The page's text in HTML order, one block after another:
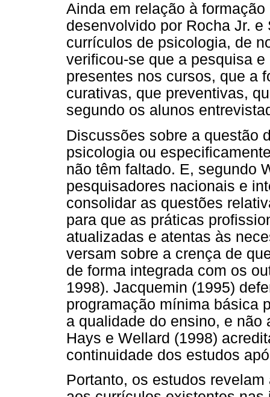
Ainda em relação à
desenvolvido por Rocha Jr.
currículos de psicologia, de
verificou-se que a pesquisa
presentes nos cursos, que a
curativas, que preventivas,
segundo os alunos
Discussões sobre a questão
psicologia ou
não têm faltado. E, segundo
pesquisadores nacionais e
consolidar as questões
para que as práticas
atualizadas e atentas às
versam sobre a crença de
de forma integrada com os
1998). Jacquemin (1995)
programação mínima básica
a qualidade do ensino, e
Hays e Wellard (1998)
continuidade dos estudos
Portanto, os estudos